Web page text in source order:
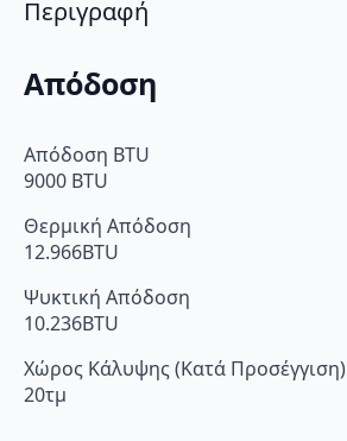
Περιγραφή
Απόδοση
Απόδοση BTU
9000 BTU
Θερμική Απόδοση
12.966BTU
Ψυκτική Απόδοση
10.236BTU
Χώρος Κάλυψης (Κατά Προσέγγιση)
20τμ